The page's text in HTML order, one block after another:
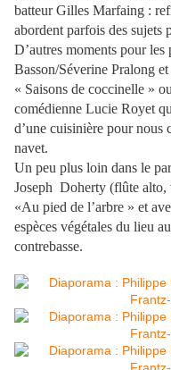
batteur Gilles Marfaing :
abordent parfois des sujets
D’autres moments pour
Basson/Séverine Pralong
« Saisons de coccinelle »
comédienne Lucie Royet
d’une cuisinière pour nous
navet.
Un peu plus loin dans le
Joseph Doherty (flûte alto,
«Au pied de l’arbre » et
espèces végétales du lieu
contrebasse.